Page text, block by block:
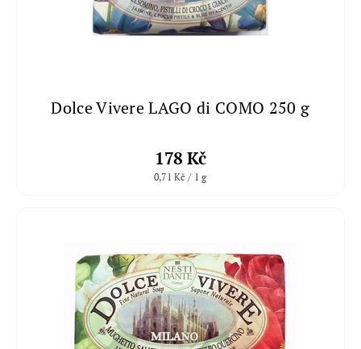
Dolce Vivere LAGO di COMO 250 g
178 Kč
0,71 Kč / 1 g